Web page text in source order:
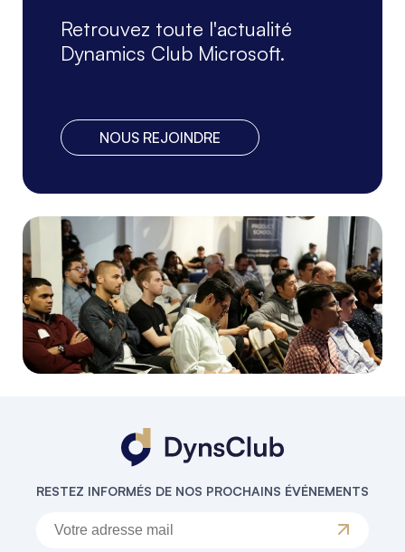
Retrouvez toute l'actualité
Dynamics Club Microsoft.
NOUS REJOINDRE
RESTEZ INFORMÉS DE NOS PROCHAINS ÉVÉNEMENTS